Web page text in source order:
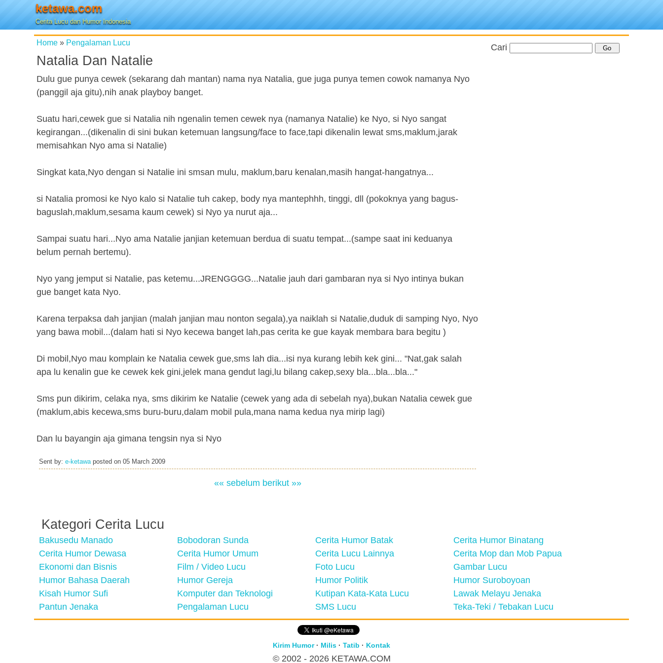
ketawa.com
Cerita Lucu dan Humor Indonesia
Home » Pengalaman Lucu
Natalia Dan Natalie
Dulu gue punya cewek (sekarang dah mantan) nama nya Natalia, gue juga punya temen cowok namanya Nyo
(panggil aja gitu),nih anak playboy banget.
Suatu hari,cewek gue si Natalia nih ngenalin temen cewek nya (namanya Natalie) ke Nyo, si Nyo sangat
kegirangan...(dikenalin di sini bukan ketemuan langsung/face to face,tapi dikenalin lewat sms,maklum,jarak
memisahkan Nyo ama si Natalie)
Singkat kata,Nyo dengan si Natalie ini smsan mulu, maklum,baru kenalan,masih hangat-hangatnya...
si Natalia promosi ke Nyo kalo si Natalie tuh cakep, body nya mantephhh, tinggi, dll (pokoknya yang bagus-
baguslah,maklum,sesama kaum cewek) si Nyo ya nurut aja...
Sampai suatu hari...Nyo ama Natalie janjian ketemuan berdua di suatu tempat...(sampe saat ini keduanya
belum pernah bertemu).
Nyo yang jemput si Natalie, pas ketemu...JRENGGGG...Natalie jauh dari gambaran nya si Nyo intinya bukan
gue banget kata Nyo.
Karena terpaksa dah janjian (malah janjian mau nonton segala),ya naiklah si Natalie,duduk di samping Nyo, Nyo
yang bawa mobil...(dalam hati si Nyo kecewa banget lah,pas cerita ke gue kayak membara bara begitu )
Di mobil,Nyo mau komplain ke Natalia cewek gue,sms lah dia...isi nya kurang lebih kek gini... "Nat,gak salah
apa lu kenalin gue ke cewek kek gini,jelek mana gendut lagi,lu bilang cakep,sexy bla...bla...bla..."
Sms pun dikirim, celaka nya, sms dikirim ke Natalie (cewek yang ada di sebelah nya),bukan Natalia cewek gue
(maklum,abis kecewa,sms buru-buru,dalam mobil pula,mana nama kedua nya mirip lagi)
Dan lu bayangin aja gimana tengsin nya si Nyo
Sent by: e-ketawaposted on 05 March 2009
«« sebelum berikut »»
Cari
Kategori Cerita Lucu
Bakusedu Manado Bobodoran Sunda Cerita Humor Batak
Cerita Humor Binatang
Cerita Humor Dewasa
Cerita Humor Umum Cerita Lucu Lainnya
Cerita Mop dan Mob Papua
Ekonomi dan Bisnis
Film / Video Lucu Foto Lucu
Gambar Lucu
Humor Bahasa Daerah
Humor Gereja Humor Politik
Humor Suroboyoan
Kisah Humor Sufi
Komputer dan Teknologi Kutipan Kata-Kata Lucu
Lawak Melayu Jenaka
Pantun Jenaka
Pengalaman Lucu SMS Lucu Teka-Teki / Tebakan Lucu
Kirim Humor· Milis · Tatib · Kontak
© 2002 - 2026 KETAWA.COM